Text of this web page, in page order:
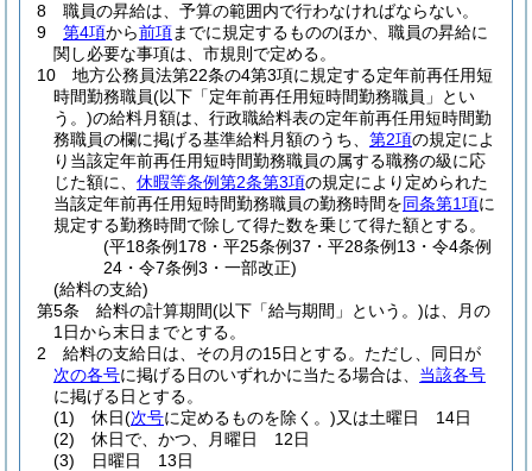
8
職員の昇給は、予算の範囲内で行わなければならない。
9
第4項から前項までに規定するもののほか、職員の昇給に
関し必要な事項は、市規則で定める。
10
地方公務員法第22条の4第3項に規定する定年前再任用短
時間勤務職員(以下「定年前再任用短時間勤務職員」とい
う。)の給料月額は、行政職給料表の定年前再任用短時間勤
務職員の欄に掲げる基準給料月額のうち、 第2項の規定によ
り当該定年前再任用短時間勤務職員の属する職務の級に応
じた額に、 休暇等条例第2条第3項の規定により定められた
当該定年前再任用短時間勤務職員の勤務時間を同条第1項に
規定する勤務時間で除して得た数を乗じて得た額とする。
(平18条例178・平25条例37・平28条例13・令4条例
24・令7条例3・一部改正)
(給料の支給)
第5条
給料の計算期間(以下「給与期間」という。)は、月の
1日から末日までとする。
2
給料の支給日は、その月の15日とする。 ただし、同日が
次の各号に掲げる日のいずれかに当たる場合は、 当該各号
に掲げる日とする。
(1)
休日(次号に定めるものを除く。)又は土曜日 14日
(2)
休日で、かつ、月曜日 12日
(3)
日曜日 13日